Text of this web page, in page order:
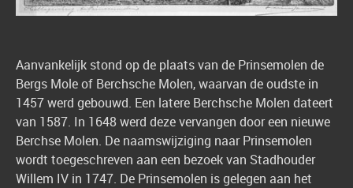
Aanvankelijk stond op de plaats van de Prinsemolen de
Bergs Mole of Berchsche Molen, waarvan de oudste in
1457 werd gebouwd. Een latere Berchsche Molen dateert
van 1587. In 1648 werd deze vervangen door een nieuwe
Berchse Molen. De naamswijziging naar Prinsemolen
wordt toegeschreven aan een bezoek van Stadhouder
Willem IV in 1747. De Prinsemolen is gelegen aan het